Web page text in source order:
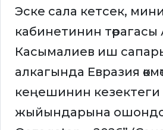
Эске сала кетсек,
кабинетинин
Касымалиев иш
алкагында Евразия
кеңешинин кезектеги
жыйындарына